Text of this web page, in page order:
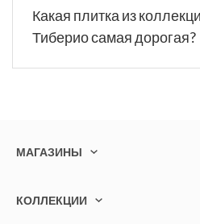
Какая плитка из
Тиберио самая дорогая?
МАГАЗИНЫ
КОЛЛЕКЦИИ